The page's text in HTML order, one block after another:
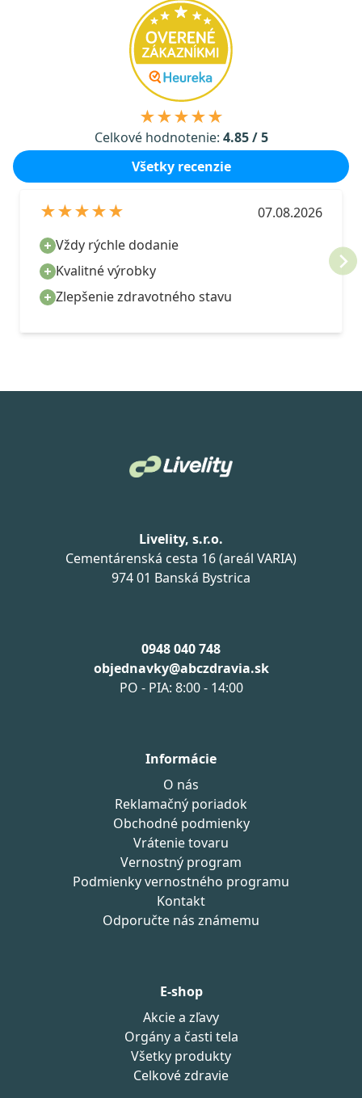
★★★★★
Celkové hodnotenie: 4.85 / 5
Všetky recenzie
★★★★★
07.08.2026
Vždy rýchle dodanie
Kvalitné výrobky
Zlepšenie zdravotného stavu
Livelity, s.r.o.
Cementárenská cesta 16 (areál VARIA)
974 01 Banská Bystrica
0948 040 748
objednavky@abczdravia.sk
PO - PIA: 8:00 - 14:00
Informácie
O nás
Reklamačný poriadok
Obchodné podmienky
Vrátenie tovaru
Vernostný program
Podmienky vernostného programu
Kontakt
Odporučte nás známemu
E-shop
Akcie a zľavy
Orgány a časti tela
Všetky produkty
Celkové zdravie